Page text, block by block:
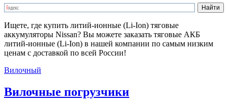
Ищете, где купить литий-ионные (Li-Ion) тяговые
аккумуляторы Nissan? Вы можете заказать тяговые АКБ
литий-ионные (Li-Ion) в нашей компании по самым низким
ценам с доставкой по всей России!
Вилочный
Вилочные погрузчики